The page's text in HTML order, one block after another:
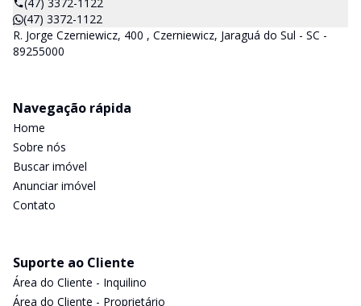
(47) 3372-1122
R. Jorge Czerniewicz, 400 , Czerniewicz, Jaraguá do Sul - SC -
89255000
Navegação rápida
Home
Sobre nós
Buscar imóvel
Anunciar imóvel
Contato
Suporte ao Cliente
Área do Cliente - Inquilino
Área do Cliente - Proprietário